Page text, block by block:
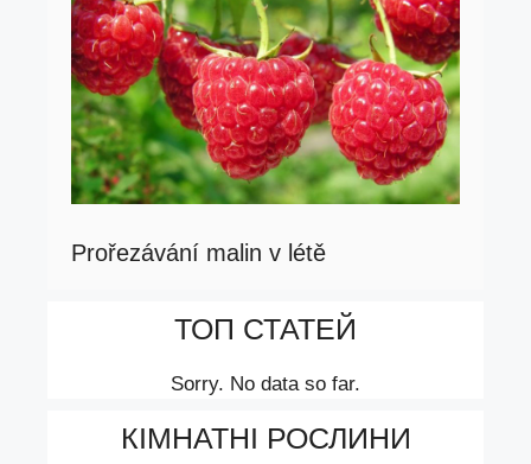
Prořezávání malin v létě
ТОП СТАТЕЙ
Sorry. No data so far.
КІМНАТНІ РОСЛИНИ